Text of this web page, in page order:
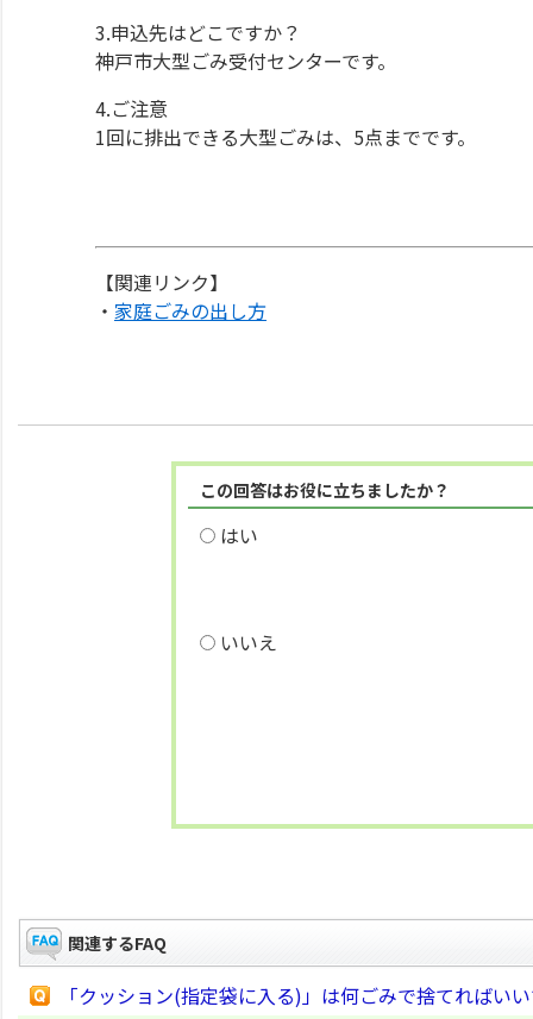
3.申込先はどこですか？
神戸市大型ごみ受付センターです。
4.ご注意
1回に排出できる大型ごみは、5点までです。
【関連リンク】
・ 家庭ごみの出し方
この回答はお役に立ちましたか？
はい
いいえ
関連するFAQ
「クッション(指定袋に入る)」は何ごみで捨てればい